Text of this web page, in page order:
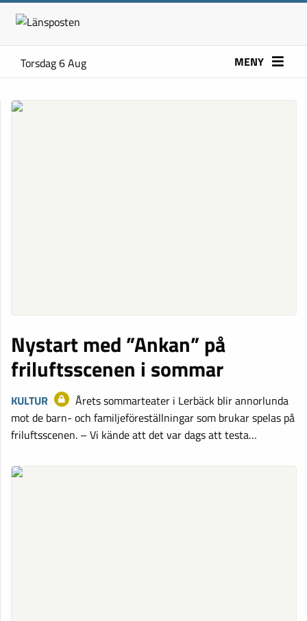
Torsdag 6 Aug MENY
Nystart med ”Ankan” på
friluftsscenen i sommar
KULTUR
Årets sommarteater i Lerbäck blir annorlunda
mot de barn- och familjeföreställningar som brukar spelas på
friluftsscenen. – Vi kände att det var dags att testa…